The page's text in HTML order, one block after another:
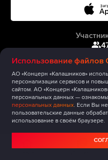
Использование файлов
АО «Концерн «Калашников»
персонализации сервисов и
сайтом. АО «Концерн
персональных данных —
персональных данных. Если Вы
пользовательские данные
использование в своём браузере.